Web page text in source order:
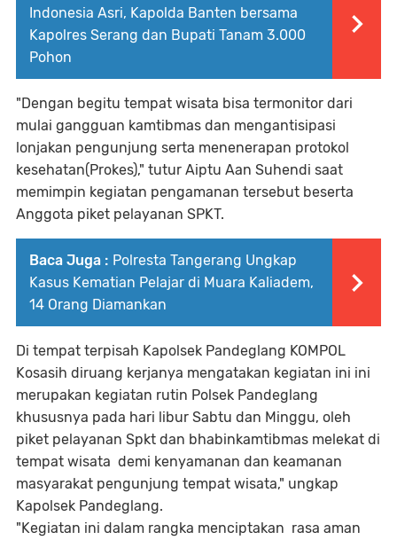
Indonesia Asri, Kapolda Banten bersama
Kapolres Serang dan Bupati Tanam 3.000
Pohon
"Dengan begitu tempat wisata bisa termonitor dari
mulai gangguan kamtibmas dan mengantisipasi
lonjakan pengunjung serta menenerapan protokol
kesehatan(Prokes)," tutur Aiptu Aan Suhendi saat
memimpin kegiatan pengamanan tersebut beserta
Anggota piket pelayanan SPKT.
Baca Juga : Polresta Tangerang Ungkap
Kasus Kematian Pelajar di Muara Kaliadem,
14 Orang Diamankan
Di tempat terpisah Kapolsek Pandeglang KOMPOL
Kosasih diruang kerjanya mengatakan kegiatan ini ini
merupakan kegiatan rutin Polsek Pandeglang
khususnya pada hari libur Sabtu dan Minggu, oleh
piket pelayanan Spkt dan bhabinkamtibmas melekat di
tempat wisata demi kenyamanan dan keamanan
masyarakat pengunjung tempat wisata," ungkap
Kapolsek Pandeglang.
"Kegiatan ini dalam rangka menciptakan rasa aman